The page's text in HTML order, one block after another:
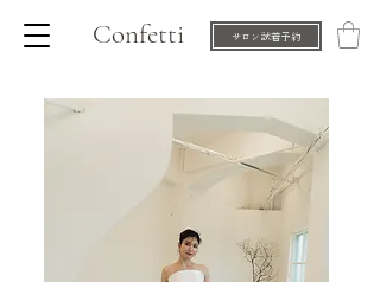
Confetti サロン試着予約